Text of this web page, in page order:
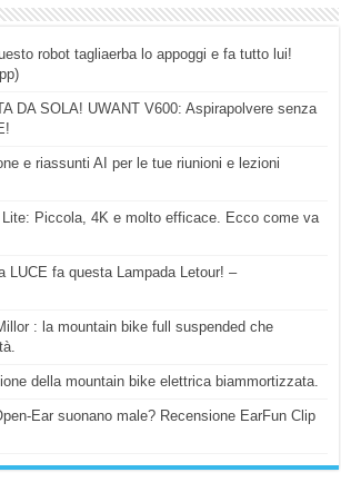
robot tagliaerba lo appoggi e fa tutto lui!
DA SOLA! UWANT V600: Aspirapolvere senza
e riassunti AI per le tue riunioni e lezioni
Lite: Piccola, 4K e molto efficace. Ecco come va
LUCE fa questa Lampada Letour! –
: la mountain bike full suspended che
della mountain bike elettrica biammortizzata.
Ear suonano male? Recensione EarFun Clip